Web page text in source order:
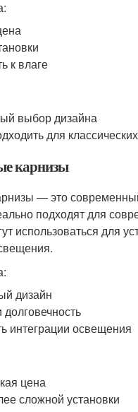
к влаге
выбор дизайна
для
карнизы
— это
подходят для
использоваться для
дизайн
интеграции освещения
цена
сложной установки